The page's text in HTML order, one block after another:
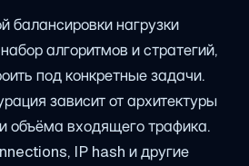
балансировки нагрузки
алгоритмов и стратегий,
под конкретные задачи.
зависит от архитектуры
объёма входящего трафика.
IP hash и другие